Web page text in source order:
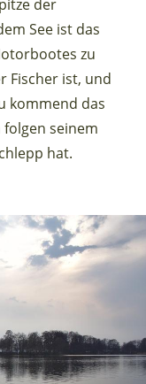
der
See ist das
zu
Fischer ist, und
kommend das
seinem
hat.